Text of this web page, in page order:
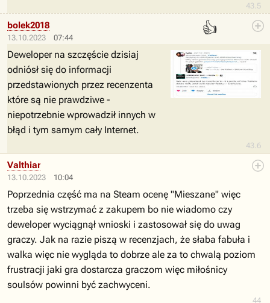
43.5
13.10.2023 07:44
👍
43.6
bolek2018
Deweloper na szczęście dzisiaj
odniósł się do informacji
przedstawionych przez recenzenta
które są nie prawdziwe -
niepotrzebnie wprowadził innych w
błąd i tym samym cały Internet.
13.10.2023 10:04
44
Valthiar
Poprzednia część ma na Steam ocenę "Mieszane" więc
trzeba się wstrzymać z zakupem bo nie wiadomo czy
deweloper wyciągnął wnioski i zastosował się do uwag
graczy. Jak na razie piszą w recenzjach, że słaba fabuła i
walka więc nie wygląda to dobrze ale za to chwalą poziom
frustracji jaki gra dostarcza graczom więc miłośnicy
soulsów powinni być zachwyceni.